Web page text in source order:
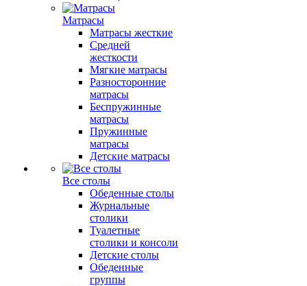
Матрасы
Матрасы жесткие
Средней
жесткости
Мягкие матрасы
Разносторонние
матрасы
Беспружинные
матрасы
Пружинные
матрасы
Детские матрасы
Все столы
Обеденные столы
Журнальные
столики
Туалетные
столики и консоли
Детские столы
Обеденные
группы